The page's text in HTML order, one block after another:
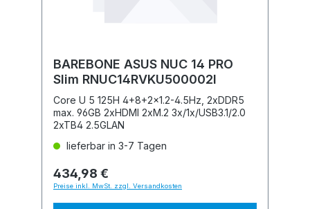
BAREBONE ASUS NUC 14 PRO
Slim RNUC14RVKU500002I
Core U 5 125H 4+8+2x1.2-4.5Hz, 2xDDR5
max. 96GB 2xHDMI 2xM.2 3x/1x/USB3.1/2.0
2xTB4 2.5GLAN
lieferbar in 3-7 Tagen
434,98 €
Preise inkl. MwSt. zzgl. Versandkosten